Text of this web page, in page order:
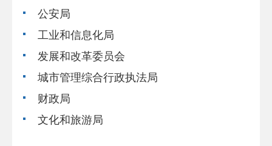
公安局
工业和信息化局
发展和改革委员会
城市管理综合行政执法局
财政局
文化和旅游局